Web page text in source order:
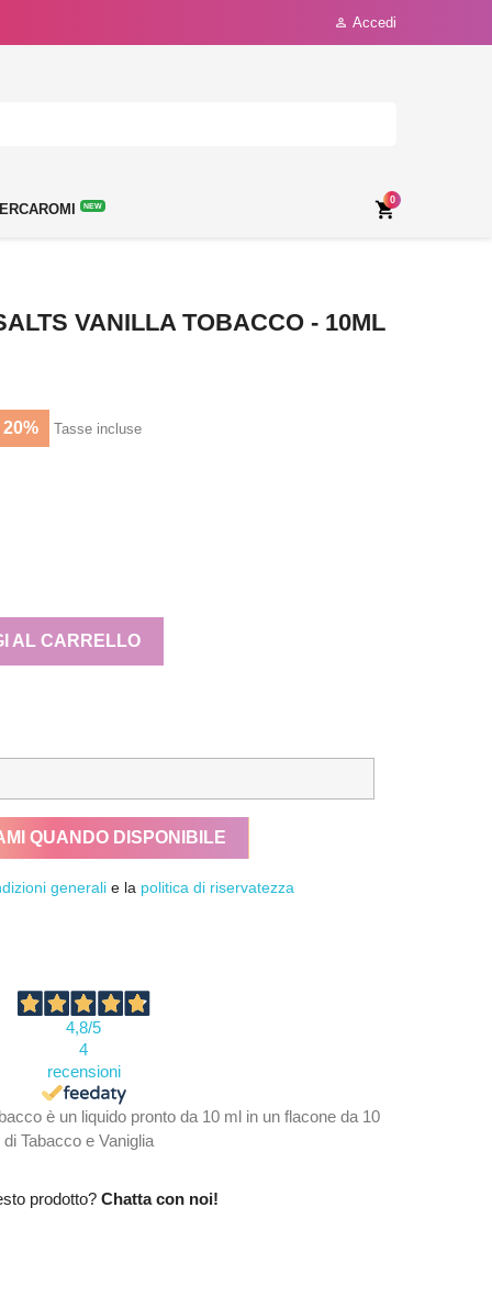
 Accedi
NEW 
0
VANILLA TOBACCO - 10ML
Tasse incluse
AL CARRELLO
QUANDO DISPONIBILE
generali e la politica di riservatezza
4,8/5
4
recensioni
è un liquido pronto da 10 ml in un flacone da 10
Tabacco e Vaniglia
prodotto? Chatta con noi!